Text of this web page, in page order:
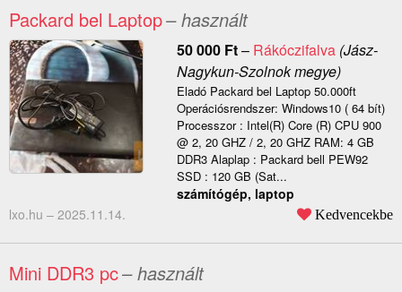
Packard bel Laptop– használt
50 000 Ft– Rákóczifalva(Jász-
Nagykun-Szolnok megye)
Eladó Packard bel Laptop 50.000ft
Operációsrendszer: Windows10 ( 64 bít)
Processzor : Intel(R) Core (R) CPU 900
@ 2, 20 GHZ / 2, 20 GHZ RAM: 4 GB
DDR3 Alaplap : Packard bell PEW92
SSD : 120 GB (Sat...
számítógép, laptop
lxo.hu – 2025.11.14. Kedvencekbe
Mini DDR3 pc– használt